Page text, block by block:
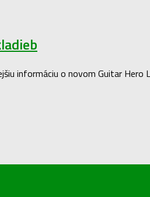
informáciu o novom Guitar